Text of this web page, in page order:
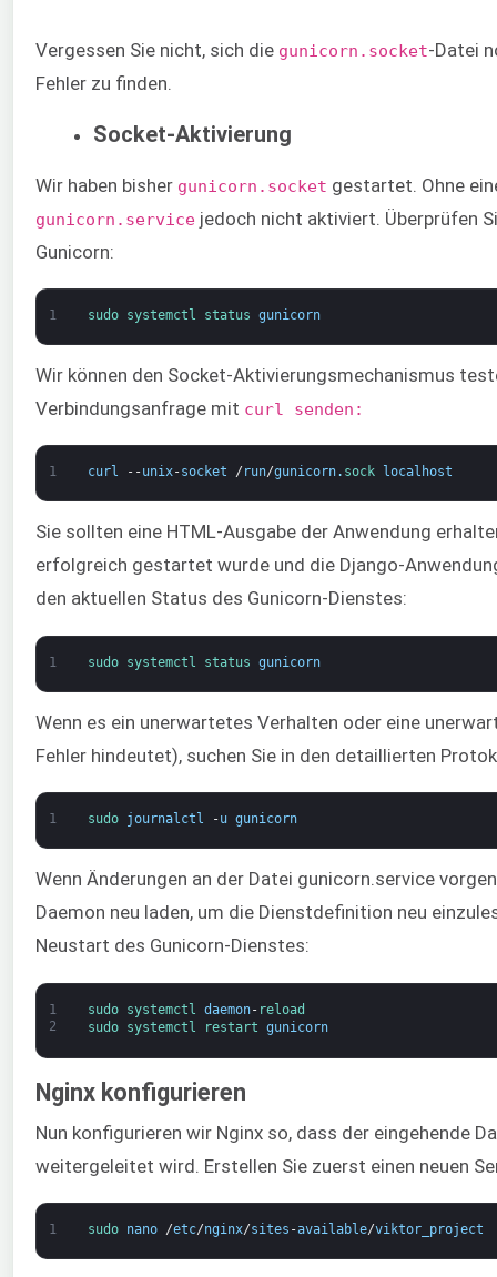
Vergessen Sie nicht, sich die gunicorn.socket-Datei
Fehler zu finden.
Socket-Aktivierung
Wir haben bisher gunicorn.socket gestartet. Ohne
gunicorn.service jedoch nicht aktiviert. Überprüfen
Gunicorn:
1 sudo systemctl status gunicorn
Wir können den Socket-Aktivierungsmechanismus
Verbindungsanfrage mit curl senden:
1 curl --unix-socket / run/gunicorn. sock localhost
Sie sollten eine HTML-Ausgabe der Anwendung
erfolgreich gestartet wurde und die Django-
den aktuellen Status des Gunicorn-Dienstes:
1 sudo systemctl status gunicorn
Wenn es ein unerwartetes Verhalten oder eine
Fehler hindeutet), suchen Sie in den detaillierten
1 sudo journalctl -u gunicorn
Wenn Änderungen an der Datei gunicorn.service
Daemon neu laden, um die Dienstdefinition neu
Neustart des Gunicorn-Dienstes:
1
2
sudo systemctl daemon- reload
sudo systemctl restart gunicorn
Nginx konfigurieren
Nun konfigurieren wir Nginx so, dass der eingehende
weitergeleitet wird. Erstellen Sie zuerst einen neuen
1 sudo nano /etc/nginx/sites -available/viktor_project